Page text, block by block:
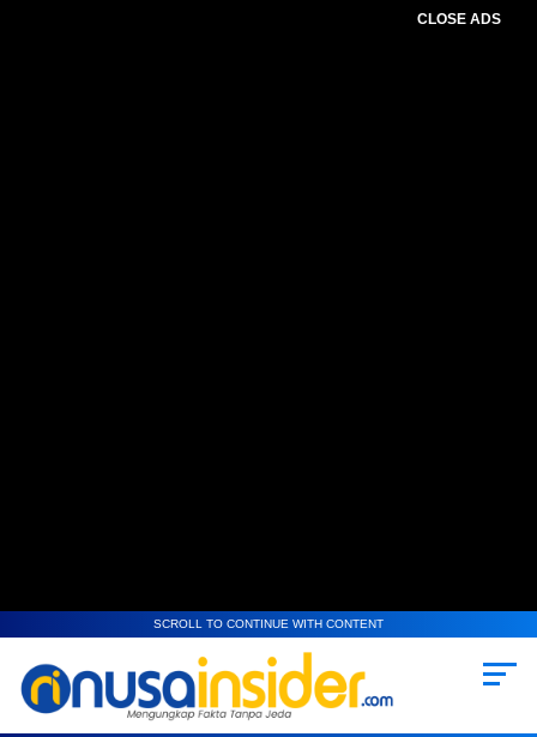
CLOSE ADS
SCROLL TO CONTINUE WITH CONTENT